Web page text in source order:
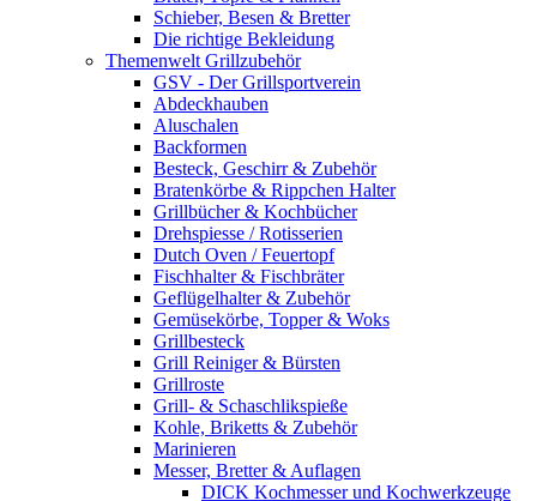
Schieber, Besen & Bretter
Die richtige Bekleidung
Themenwelt Grillzubehör
GSV - Der Grillsportverein
Abdeckhauben
Aluschalen
Backformen
Besteck, Geschirr & Zubehör
Bratenkörbe & Rippchen Halter
Grillbücher & Kochbücher
Drehspiesse / Rotisserien
Dutch Oven / Feuertopf
Fischhalter & Fischbräter
Geflügelhalter & Zubehör
Gemüsekörbe, Topper & Woks
Grillbesteck
Grill Reiniger & Bürsten
Grillroste
Grill- & Schaschlikspieße
Kohle, Briketts & Zubehör
Marinieren
Messer, Bretter & Auflagen
DICK Kochmesser und Kochwerkzeuge